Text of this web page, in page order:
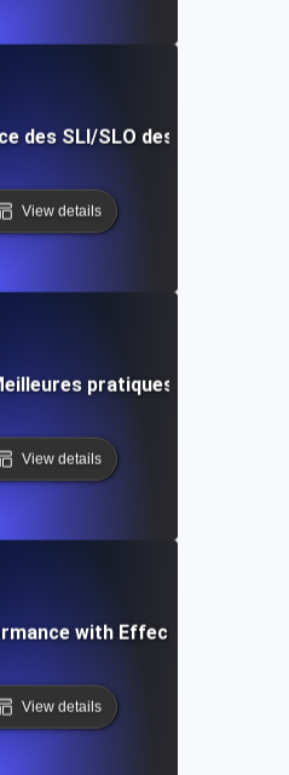
des SLI/SLO des API :
View details
pratiques pour les
View details
with Effective SLI/
View details